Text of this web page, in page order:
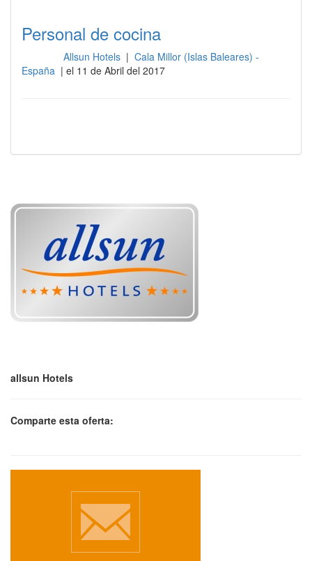
Personal de cocina
Allsun Hotels | Cala Millor (Islas Baleares) -
España | el 11 de Abril del 2017
allsun Hotels
Comparte esta oferta: